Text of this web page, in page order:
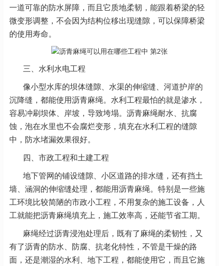
一道可靠的防水屏障，而且它质地柔韧，能跟着桥梁的轻
微变形调整，不会因 为结构位移出现缝隙，可以保障桥梁
的使用寿命。
三、水利水电工程
像小型水库的坝体缝隙、水渠的伸缩缝、河道护岸的
沉降缝，都能使用沥青麻绳。水利工程最怕的就是渗水，
容易冲刷坝体、岸坡，导致垮塌。沥青麻绳耐水、抗腐
蚀，泡在水里也不会腐烂变形，填充在水利工程的缝隙
中，防水堵漏效果很好。
四、市政工程和土建工程
地下管网的铺设缝隙、小区道路的排水缝，还有挡土
墙、涵洞的伸缩缝处理，都能用沥青麻绳。特别 是一些施
工环境比较简陋的市政小工程，不用复杂的施工设备，人
工就能把沥青麻绳填充上，施工效率高，还能节省工期。
麻绳经过沥青浸泡处理后，既有了麻绳的柔韧性，又
有了沥青的防水、防腐、抗老化特性，不管是干燥的路
面，还是潮湿的水利、地下工程，都能使用它，而且它施